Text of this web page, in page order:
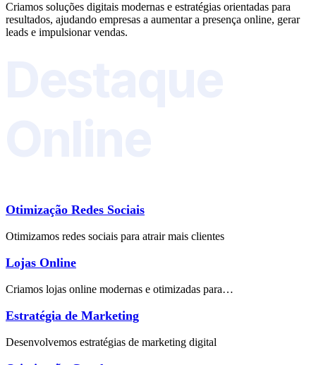
Criamos soluções digitais modernas e estratégias orientadas para
resultados, ajudando empresas a aumentar a presença online, gerar
leads e impulsionar vendas.
Otimização Redes Sociais
Otimizamos redes sociais para atrair mais clientes
Lojas Online
Criamos lojas online modernas e otimizadas para…
Estratégia de Marketing
Desenvolvemos estratégias de marketing digital